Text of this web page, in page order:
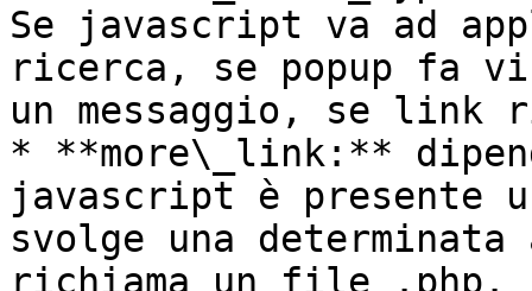
Se javascript va ad
ricerca, se popup fa
un messaggio, se link
* **more\_link:**
javascript è presente
svolge una
richiama un file .php.